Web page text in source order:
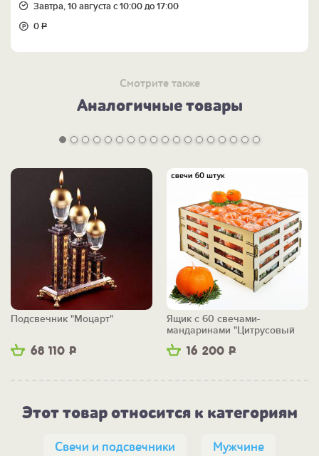
Завтра, 10 августа с 10:00 до 17:00
0Р
Смотрите также
Аналогичные товары
68 110 Р
Подсвечник "Моцарт"
16 200 Р
Ящик с 60 свечами-
мандаринами "Цитрусовый
бум"
Этот товар относится к категориям
Свечи и подсвечники Мужчине